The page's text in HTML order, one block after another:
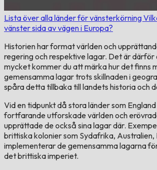
Lista över alla länder för vänsterkörning
vänster sida av vägen i Europa?
Historien har format världen och
regering och respektive lagar. Det är därför
mycket kommer du att märka hur det finns
gemensamma lagar trots skillnaden i
spåra detta tillbaka till landets historia och
Vid en tidpunkt då stora länder som
fortfarande utforskade världen och
upprättade de också sina lagar där.
brittiska kolonier som Sydafrika, Australien,
implementerar de gemensamma lagarna
det brittiska imperiet.